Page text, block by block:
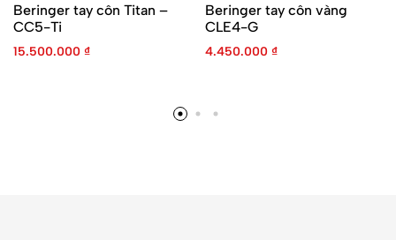
Beringer tay côn Titan –
CC5-Ti
15.500.000 ₫
Beringer tay côn vàng
CLE4-G
4.450.000 ₫